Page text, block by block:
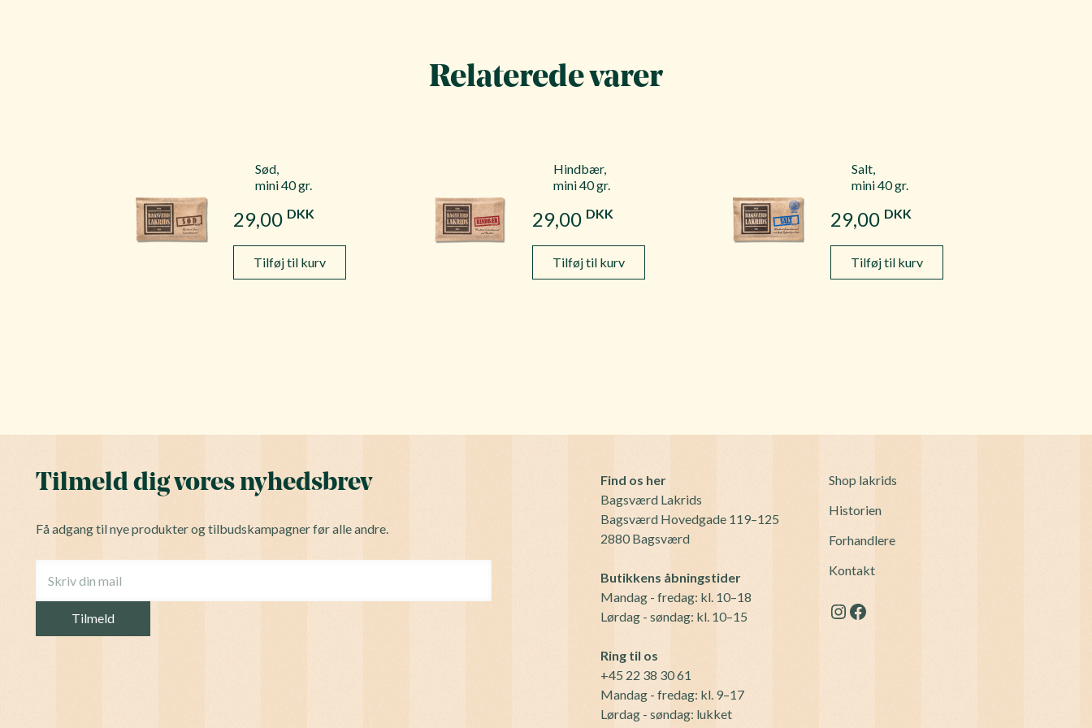
Relaterede varer
Sød,
mini 40 gr.
29,00 DKK
Tilføj til kurv
Hindbær,
mini 40 gr.
29,00 DKK
Tilføj til kurv
Salt,
mini 40 gr.
29,00 DKK
Tilføj til kurv
Tilmeld dig vores nyhedsbrev
Få adgang til nye produkter og tilbudskampagner før alle andre.
Find os her
Bagsværd Lakrids
Bagsværd Hovedgade 119–125
2880 Bagsværd
Butikkens åbningstider
Mandag - fredag: kl. 10–18
Lørdag - søndag: kl. 10–15
Ring til os
+45 22 38 30 61
Mandag - fredag: kl. 9–17
Lørdag - søndag: lukket
Shop lakrids
Historien
Forhandlere
Kontakt
Instagram
Facebook